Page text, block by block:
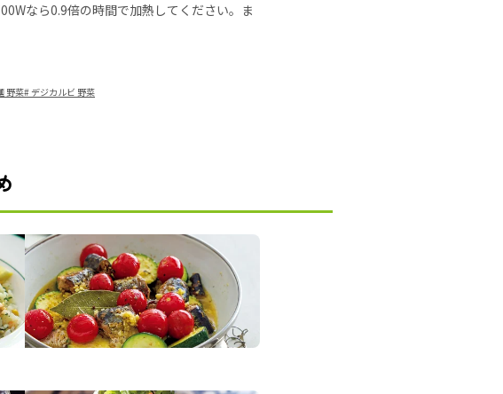
なら0.9倍の時間で加熱してください。ま
野菜#デジカルビ 野菜